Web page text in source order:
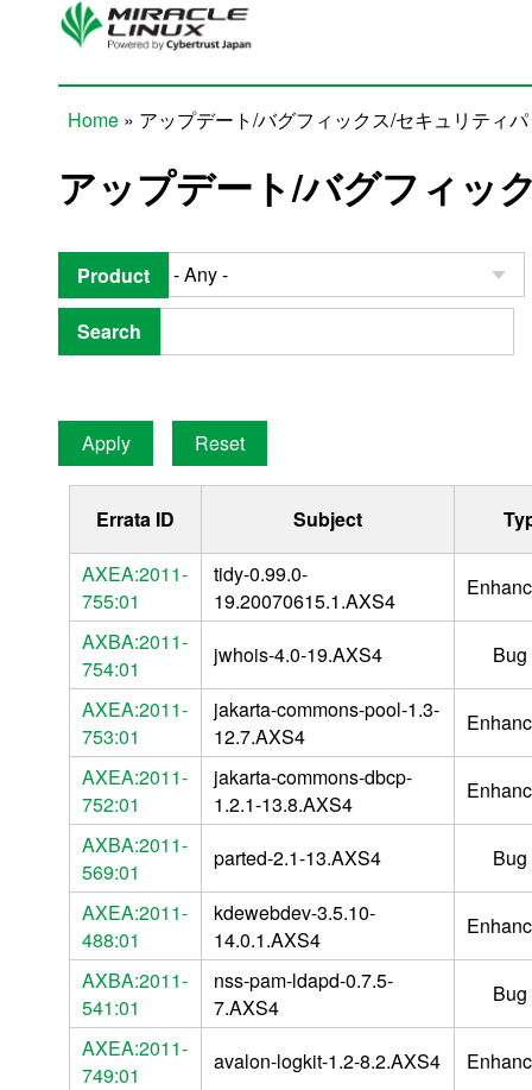
Skip to main content
Home » アップデート/バグフィックス/セキュリティ
アップデート/バグフィッ
Product
Search
Errata ID Subject
AXEA:2011-
755:01
tidy-0.99.0-
19.20070615.1.AXS4
AXBA:2011-
754:01
jwhois-4.0-19.AXS4
AXEA:2011-
753:01
jakarta-commons-pool-1.3-
12.7.AXS4
AXEA:2011-
752:01
jakarta-commons-dbcp-
1.2.1-13.8.AXS4
AXBA:2011-
569:01
parted-2.1-13.AXS4
AXEA:2011-
488:01
kdewebdev-3.5.10-
14.0.1.AXS4
AXBA:2011-
541:01
nss-pam-ldapd-0.7.5-
7.AXS4
AXEA:2011-
749:01
avalon-logkit-1.2-8.2.AXS4